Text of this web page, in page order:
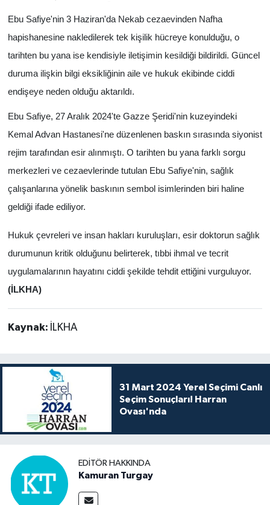
Ebu Safiye'nin 3 Haziran'da Nekab cezaevinden Nafha
hapishanesine nakledilerek tek kişilik hücreye konulduğu, o
tarihten bu yana ise kendisiyle iletişimin kesildiği bildirildi. Güncel
duruma ilişkin bilgi eksikliğinin aile ve hukuk ekibinde ciddi
endişeye neden olduğu aktarıldı.
Ebu Safiye, 27 Aralık 2024'te Gazze Şeridi'nin kuzeyindeki
Kemal Advan Hastanesi'ne düzenlenen baskın sırasında siyonist
rejim tarafından esir alınmıştı. O tarihten bu yana farklı sorgu
merkezleri ve cezaevlerinde tutulan Ebu Safiye'nin, sağlık
çalışanlarına yönelik baskının sembol isimlerinden biri haline
geldiği ifade ediliyor.
Hukuk çevreleri ve insan hakları kuruluşları, esir doktorun sağlık
durumunun kritik olduğunu belirterek, tıbbi ihmal ve tecrit
uygulamalarının hayatını ciddi şekilde tehdit ettiğini vurguluyor.
(İLKHA)
Kaynak: İLKHA
31 Mart 2024 Yerel Seçimi Canlı
Seçim Sonuçları! Harran
Ovası'nda
EDITÖR HAKKINDA
Kamuran Turgay